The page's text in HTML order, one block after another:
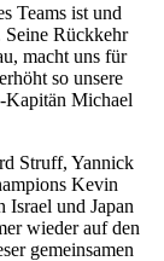
Teams ist und
Seine Rückkehr
macht uns für
so unsere
Kapitän Michael
Struff, Yannick
Kevin
Israel und Japan
wieder auf den
gemeinsamen